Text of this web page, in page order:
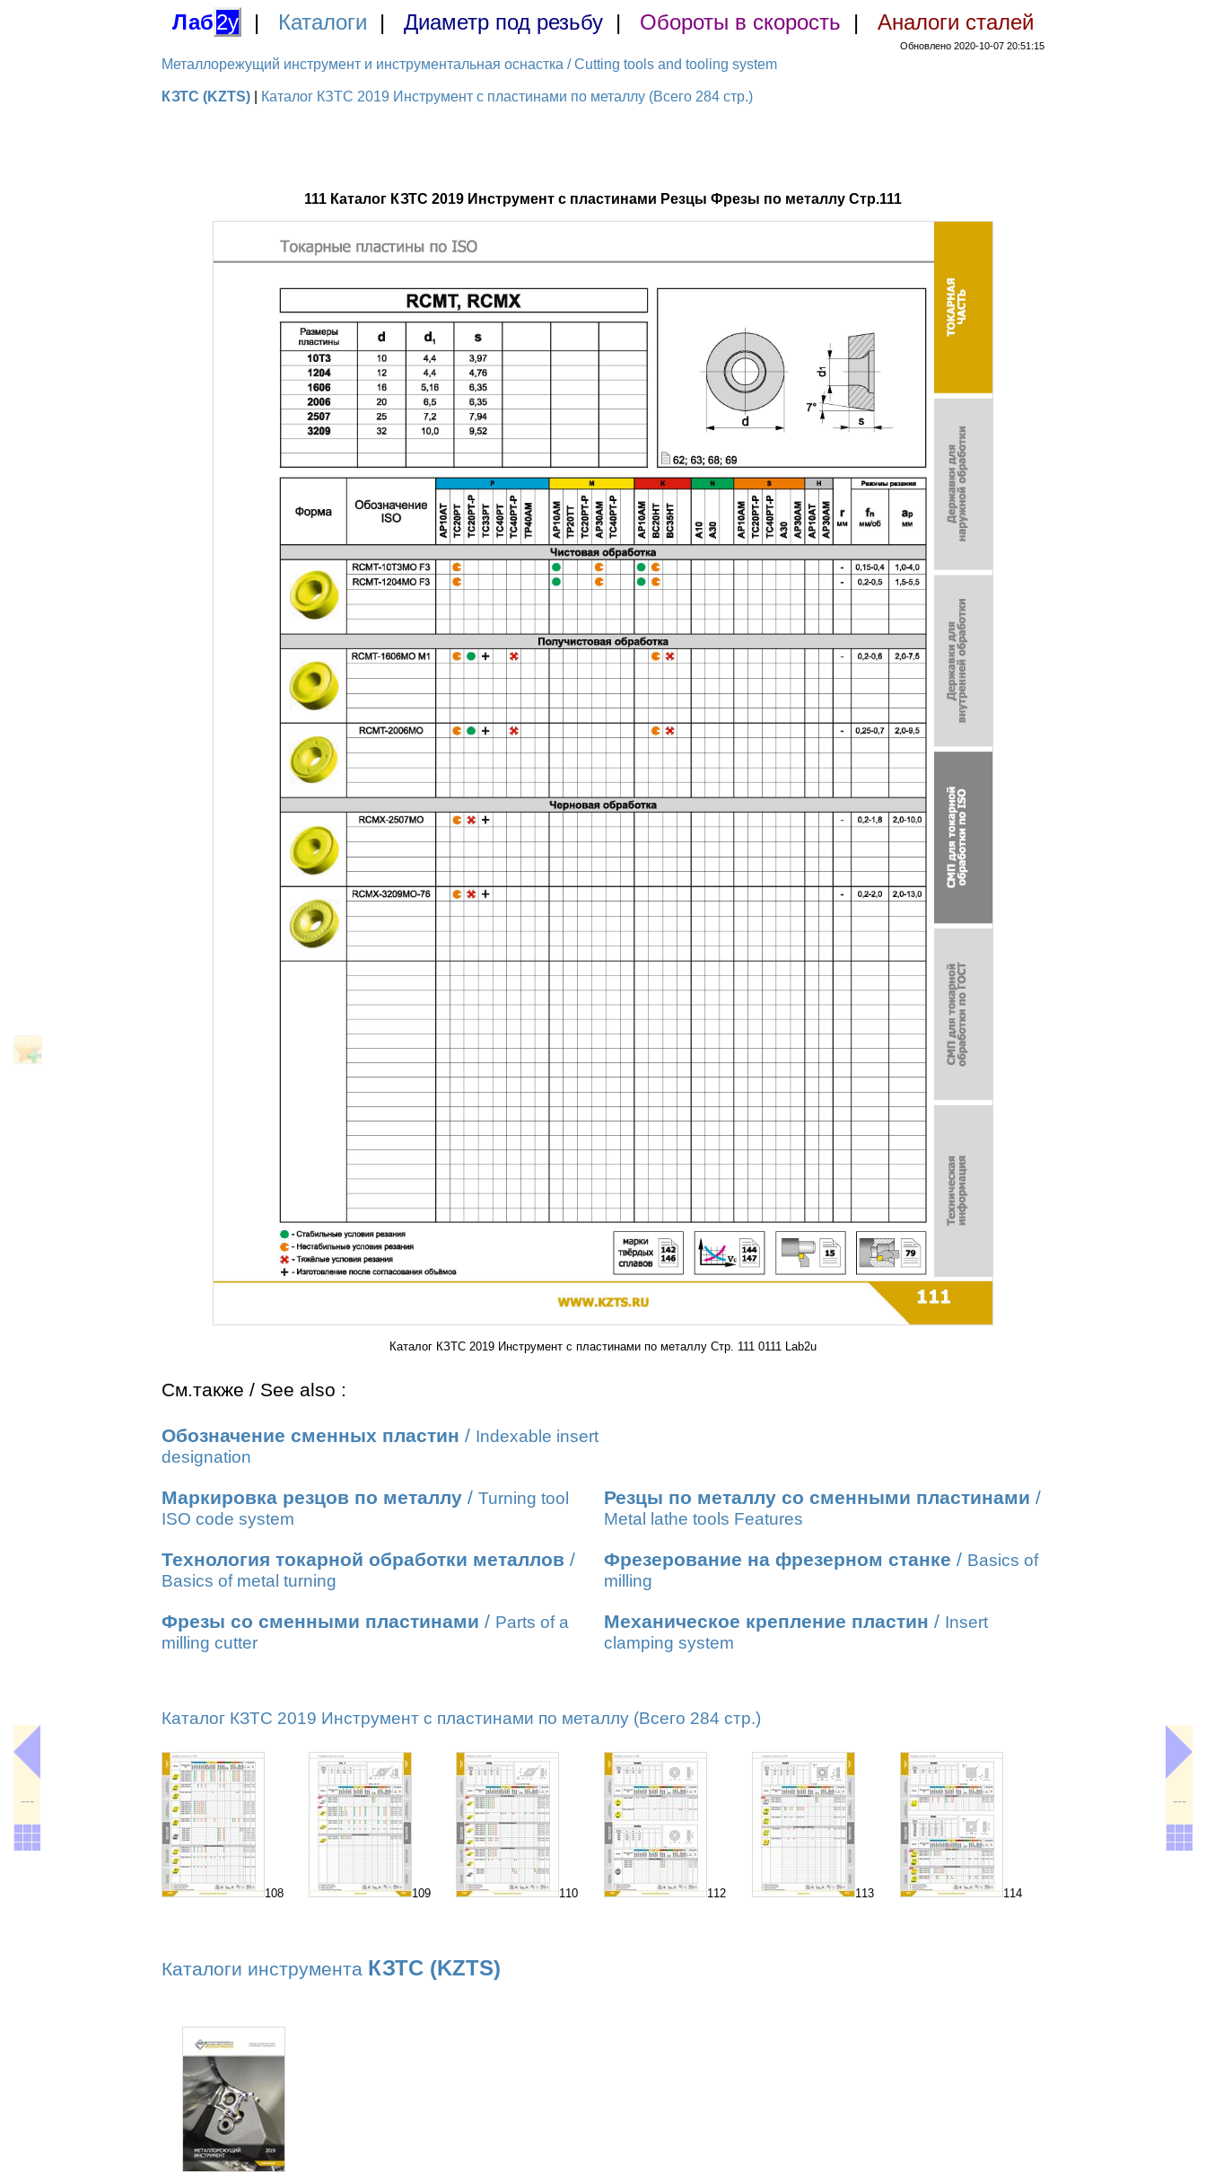
Лаб2у | Каталоги | Диаметр под резьбу | Обороты в скорость | Аналоги сталей
Обновлено 2020-10-07 20:51:15
Металлорежущий инструмент и инструментальная оснастка / Cutting tools and tooling system
КЗТС (KZTS) Каталог КЗТС 2019 Инструмент с пластинами по металлу (Всего 284 стр.)
111 Каталог КЗТС 2019 Инструмент с пластинами Резцы Фрезы по металлу Стр.111
Каталог КЗТС 2019 Инструмент с пластинами по металлу Стр. 111 0111 Lab2u
См.также / See also :
Обозначение сменных пластин / Indexable insert
designation
Маркировка резцов по металлу / Turning tool
ISO code system
Резцы по металлу со сменными пластинами /
Metal lathe tools Features
Технология токарной обработки металлов /
Basics of metal turning
Фрезерование на фрезерном станке / Basics of
milling
Фрезы со сменными пластинами / Parts of a
milling cutter
Механическое крепление пластин / Insert
clamping system
Каталог КЗТС 2019 Инструмент с пластинами по металлу (Всего 284 стр.)
108 109 110 112 113 114
Каталоги инструмента КЗТС (KZTS)
--- ---